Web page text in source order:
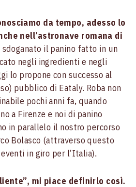
da tempo, adesso lo
nell’astronave romana di
sdoganato il panino fatto in un
negli ingredienti e negli
lo propone con successo al
pubblico di Eataly. Roba non
pochi anni fa, quando
a Firenze e noi di panino
in parallelo il nostro percorso
Bolasco (attraverso questo
in giro per l’Italia).
mi piace definirlo così.